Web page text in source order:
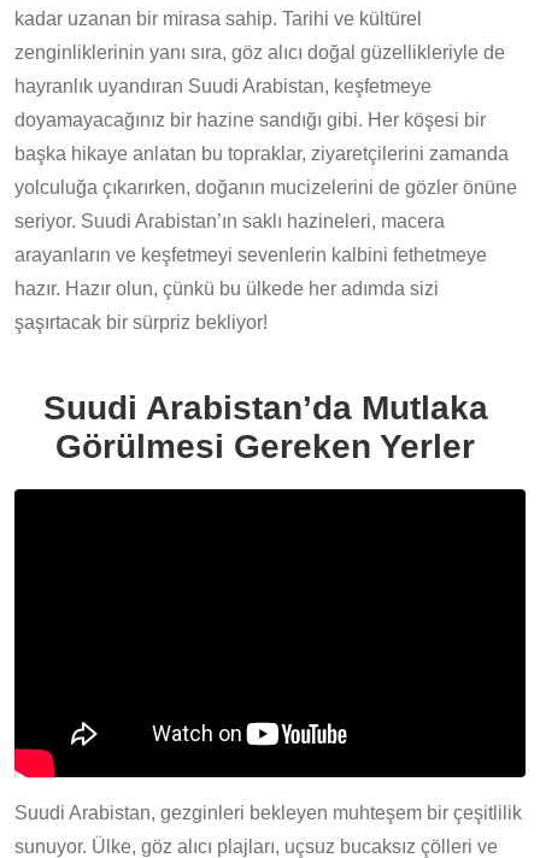
kadar uzanan bir mirasa sahip. Tarihi ve kültürel
zenginliklerinin yanı sıra, göz alıcı doğal güzellikleriyle de
hayranlık uyandıran Suudi Arabistan, keşfetmeye
doyamayacağınız bir hazine sandığı gibi. Her köşesi bir
başka hikaye anlatan bu topraklar, ziyaretçilerini zamanda
yolculuğa çıkarırken, doğanın mucizelerini de gözler önüne
seriyor. Suudi Arabistan’ın saklı hazineleri, macera
arayanların ve keşfetmeyi sevenlerin kalbini fethetmeye
hazır. Hazır olun, çünkü bu ülkede her adımda sizi
şaşırtacak bir sürpriz bekliyor!
Suudi Arabistan’da Mutlaka
Görülmesi Gereken Yerler
Suudi Arabistan, gezginleri bekleyen muhteşem bir çeşitlilik
sunuyor. Ülke, göz alıcı plajları, uçsuz bucaksız çölleri ve